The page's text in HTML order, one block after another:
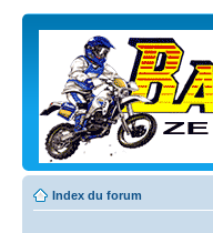
Index du forum